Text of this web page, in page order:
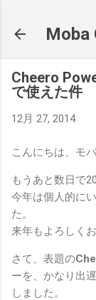
Moba
Cheero
で使えた件
12月 27, 2014
こんにちは、モ
もうあと数日で
今年は個人的に
た。
来年もよろしく
さて、表題の
ーを、かなり出
しました。